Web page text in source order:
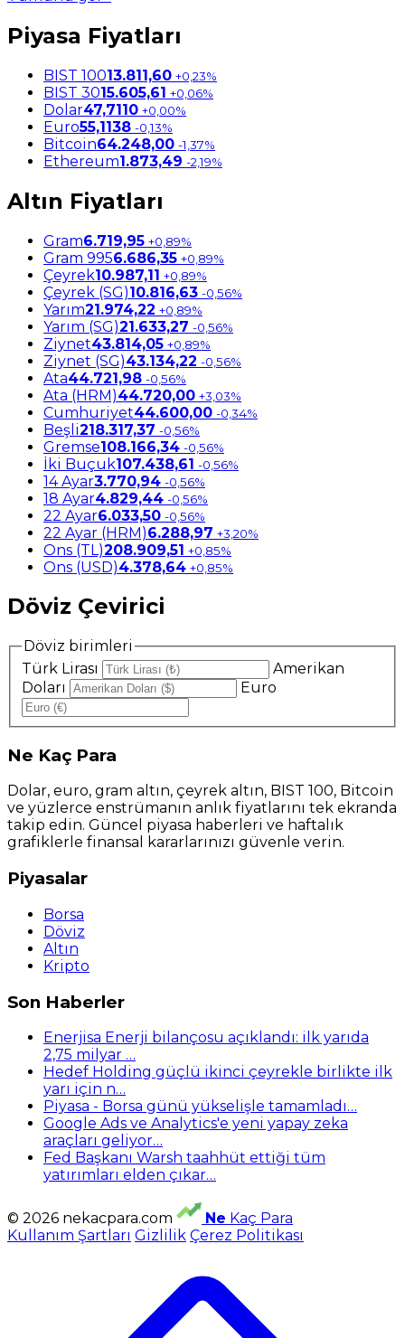
Piyasa Fiyatları
BIST 10013.811,60 +0,23%
BIST 3015.605,61 +0,06%
Dolar47,7110 +0,00%
Euro55,1138 -0,13%
Bitcoin64.248,00 -1,37%
Ethereum1.873,49 -2,19%
Altın Fiyatları
Gram6.719,95 +0,89%
Gram 9956.686,35 +0,89%
Çeyrek10.987,11 +0,89%
Çeyrek (SG)10.816,63 -0,56%
Yarım21.974,22 +0,89%
Yarım (SG)21.633,27 -0,56%
Ziynet43.814,05 +0,89%
Ziynet (SG)43.134,22 -0,56%
Ata44.721,98 -0,56%
Ata (HRM)44.720,00 +3,03%
Cumhuriyet44.600,00 -0,34%
Beşli218.317,37 -0,56%
Gremse108.166,34 -0,56%
İki Buçuk107.438,61 -0,56%
14 Ayar3.770,94 -0,56%
18 Ayar4.829,44 -0,56%
22 Ayar6.033,50 -0,56%
22 Ayar (HRM)6.288,97 +3,20%
Ons (TL)208.909,51 +0,85%
Ons (USD)4.378,64 +0,85%
Döviz Çevirici
Döviz birimleri
Türk Lirası
Amerikan
Doları
Euro
Ne Kaç Para
Dolar, euro, gram altın, çeyrek altın, BIST 100, Bitcoin
ve yüzlerce enstrümanın anlık fiyatlarını tek ekranda
takip edin. Güncel piyasa haberleri ve haftalık
grafiklerle finansal kararlarınızı güvenle verin.
Piyasalar
Borsa
Döviz
Altın
Kripto
Son Haberler
Enerjisa Enerji bilançosu açıklandı: ilk yarıda
2,75 milyar …
Hedef Holding güçlü ikinci çeyrekle birlikte ilk
yarı için n…
Piyasa - Borsa günü yükselişle tamamladı…
Google Ads ve Analytics'e yeni yapay zeka
araçları geliyor…
Fed Başkanı Warsh taahhüt ettiği tüm
yatırımları elden çıkar…
© 2026 nekacpara.com Ne Kaç Para
Kullanım Şartları Gizlilik Çerez Politikası